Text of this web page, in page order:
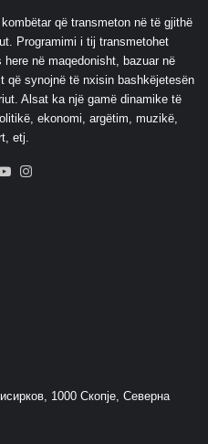
që transmeton në të gjithë
Programimi i tij transmetohet
në maqedonisht, bazuar në
që synojnë të nxisin bashkëjetesën
Alsat ka një gamë dinamike të
ekonomi, argëtim, muzikë,
etj.
YouTube
1000 Скопје, Северна